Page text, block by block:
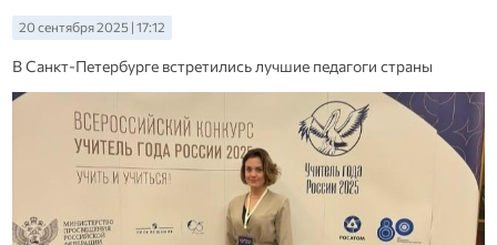
20 сентября 2025 | 17:12
В Санкт-Петербурге встретились лучшие педагоги страны